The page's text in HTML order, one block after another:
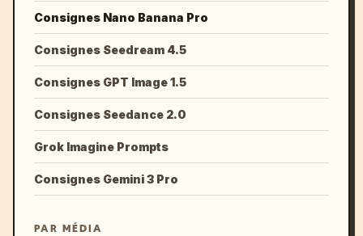
Consignes Nano Banana Pro
Consignes Seedream 4.5
Consignes GPT Image 1.5
Consignes Seedance 2.0
Grok Imagine Prompts
Consignes Gemini 3 Pro
PAR MÉDIA